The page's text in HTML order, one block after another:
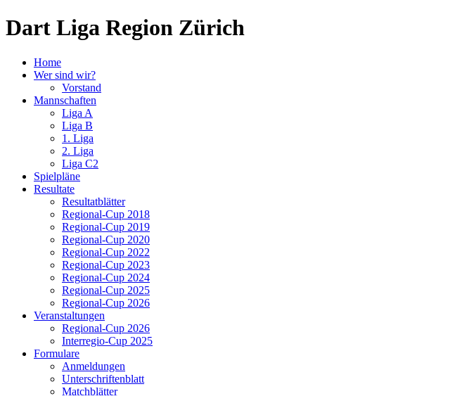
Dart Liga Region Zürich
Home
Wer sind wir?
Vorstand
Mannschaften
Liga A
Liga B
1. Liga
2. Liga
Liga C2
Spielpläne
Resultate
Resultatblätter
Regional-Cup 2018
Regional-Cup 2019
Regional-Cup 2020
Regional-Cup 2022
Regional-Cup 2023
Regional-Cup 2024
Regional-Cup 2025
Regional-Cup 2026
Veranstaltungen
Regional-Cup 2026
Interregio-Cup 2025
Formulare
Anmeldungen
Unterschriftenblatt
Matchblätter